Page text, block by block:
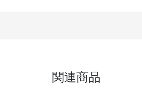
関連商品